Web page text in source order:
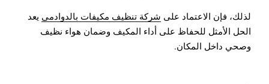
لذلك، فإن الاعتماد على شركة تنظيف مكيفات بالدوادمي يعد
الحل الأمثل للحفاظ على أداء المكيف وضمان هواء نظيف
وصحي داخل المكان.